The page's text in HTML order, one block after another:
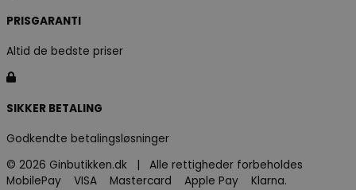
PRISGARANTI
Altid de bedste priser
SIKKER BETALING
Godkendte betalingsløsninger
© 2026 Ginbutikken.dk | Alle rettigheder forbeholdes
MobilePay VISA Mastercard Apple Pay Klarna.